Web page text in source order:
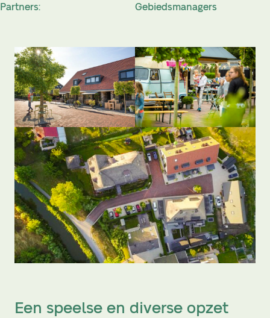
Partners:
Gebiedsmanagers
Een speelse en diverse opzet